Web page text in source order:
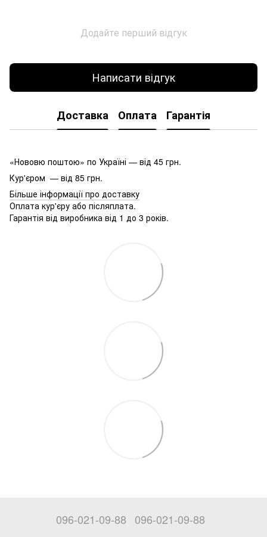
Додайте перший відгук
Написати відгук
Доставка Оплата Гарантія
«Нововю поштою» по Україні — від 45 грн.
Кур'єром — від 85 грн.
Більше інформації про доставку
Оплата кур'єру або післяплата.
Гарантія від виробника від 1 до 3 років.
096-021-09-88 096-021-09-88